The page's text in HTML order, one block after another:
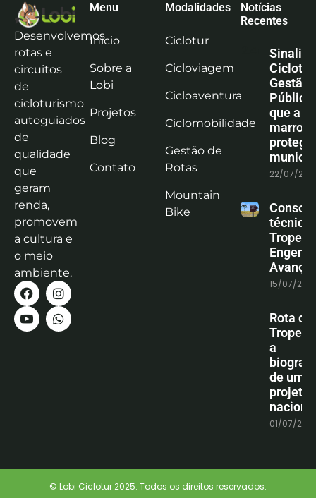
Desenvolvemos
rotas e
circuitos
de
cicloturismo
autoguiados
de
qualidade
que
geram
renda,
promovem
a cultura e
o meio
ambiente.
Menu
Início
Sobre a
Lobi
Projetos
Blog
Contato
Modalidades
Ciclotur
Cicloviagem
Cicloaventura
Ciclomobilidade
Gestão de
Rotas
Mountain
Bike
Notícias
Recentes
Gestão
que a
marrom
protege
22/07/
técnica
15/07/
Rota
a
de um
projeto
01/07/
© Lobi Ciclotur 2025. Todos os direitos reservados.